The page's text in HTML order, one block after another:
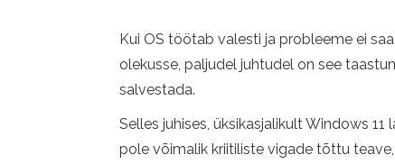
Kui OS töötab valesti ja probleeme ei
olekusse, paljudel juhtudel on see
salvestada.
Selles juhises, üksikasjalikult Windows
pole võimalik kriitiliste vigade tõttu